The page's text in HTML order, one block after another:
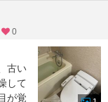
0
古い
して
が覚